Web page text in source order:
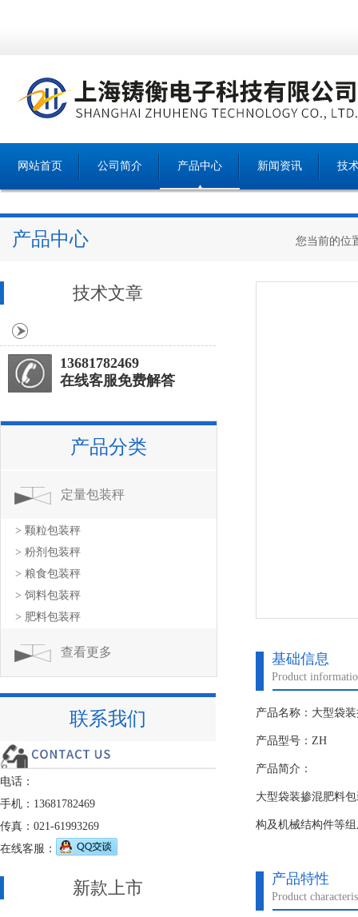
网站首页 公司简介 产品中心 新闻资讯 技
产品中心 您当前的位
基础信息
Product
产品名称：大型袋
产品型号：ZH
产品简介：
大型袋装掺混肥料
构及机械结构件等
产品特性
Product
技术文章
13681782469
在线客服免费解答
产品分类
定量包装秤
> 颗粒包装秤
> 粉剂包装秤
> 粮食包装秤
> 饲料包装秤
> 肥料包装秤
查看更多
联系我们
电话：
手机：13681782469
传真：021-61993269
在线客服：
新款上市